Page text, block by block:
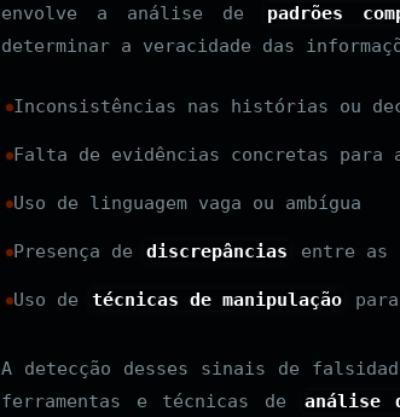
envolve a análise de
padrões
determinar a veracidade das
Inconsistências nas histórias ou
Falta de evidências concretas para
Uso de linguagem vaga ou ambígua
Presença de discrepâncias entre as
Uso de técnicas de manipulação
A detecção desses sinais de
ferramentas e técnicas de
análise